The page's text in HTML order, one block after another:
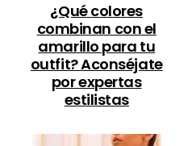
¿Qué colores
combinan con el
amarillo para tu
outfit? Aconséjate
por expertas
estilistas